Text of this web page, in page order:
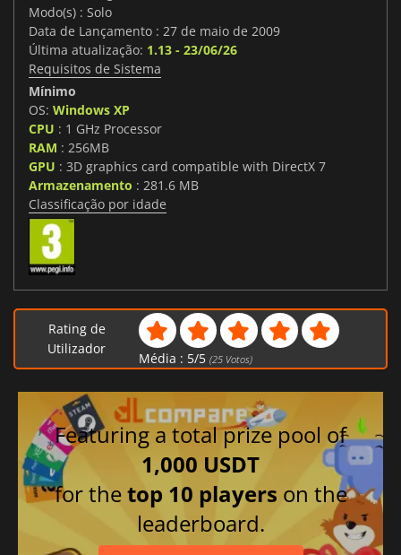
Modo(s) : Solo
Data de Lançamento : 27 de maio de 2009
Última atualização: 1.13 - 23/06/26
Requisitos de Sistema
Mínimo
OS: Windows XP
CPU : 1 GHz Processor
RAM : 256MB
GPU : 3D graphics card compatible with DirectX 7
Armazenamento : 281.6 MB
Classificação por idade
Rating de
Utilizador
Média : 5/5 (25Votos)
Featuring a total prize pool of
1,000 USDT
for thetop 10 players on the
leaderboard.